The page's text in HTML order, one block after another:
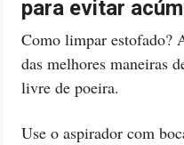
para evitar
Como limpar estofado?
das melhores maneiras
livre de poeira.
Use o aspirador com